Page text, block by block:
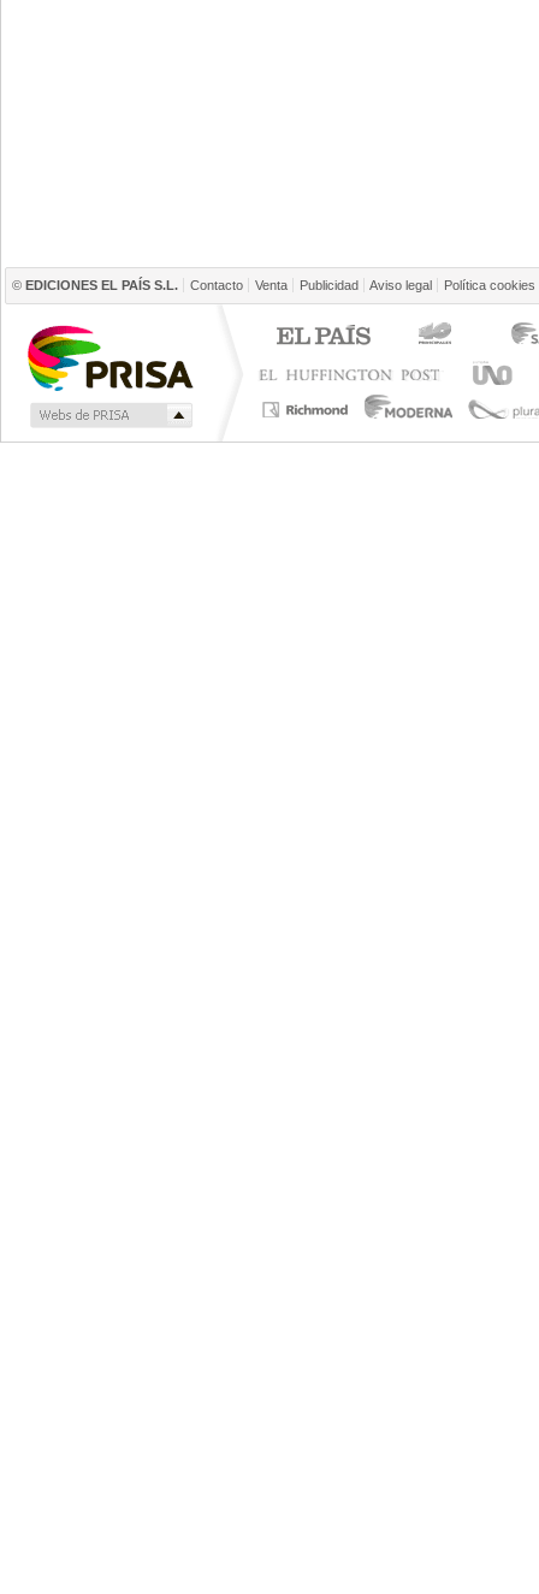
© EDICIONES EL PAÍS S.L. Contacto Venta Publicidad Aviso legal Política cookies